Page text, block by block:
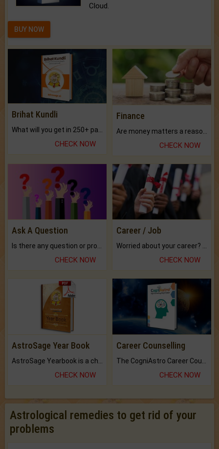
Cloud.
BUY NOW
Brihat Kundli
CHECK NOW
Finance
CHECK NOW
Ask A Question
CHECK NOW
Career / Job
CHECK NOW
AstroSage Year Book
CHECK NOW
Career Counselling
CHECK NOW
Astrological remedies to get rid of your
problems